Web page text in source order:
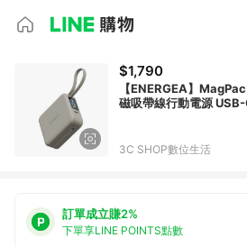
$1,790
【ENERGEA】
磁吸帶線行動電源
3C SHOP數位生活
訂單成立賺2%
下單享LINE POINTS點數